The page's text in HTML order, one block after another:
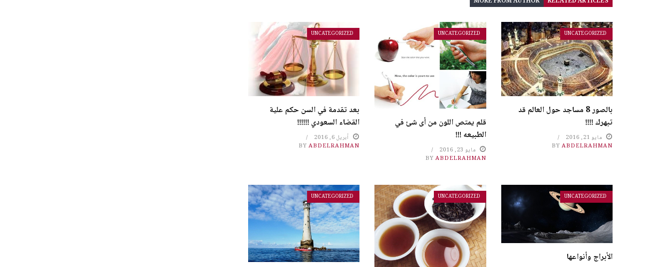
UNCATEGORIZED
بالصور 8 مساجد حول العالم قد
تبهرك !!!!
مايو 21, 2016
BY ABDELRAHMAN
UNCATEGORIZED
قلم يمتص اللون من أى شئ في
الطبيعه !!!
مايو 23, 2016
BY ABDELRAHMAN
UNCATEGORIZED
بعد تقدمة في السن حكم علية
القضاء السعودي !!!!!!
أبريل 6, 2016
BYABDELRAHMAN
UNCATEGORIZED
الأبراج وأنواعها
UNCATEGORIZED
UNCATEGORIZED